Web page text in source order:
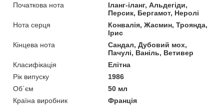
Початкова нота
Іланг-іланг, Альдегіди,
Персик, Бергамот, Неролі
Нота серця
Конвалія, Жасмин, Троянда,
Ірис
Кінцева нота
Сандал, Дубовий мох,
Пачулі, Ваніль, Ветивер
Класифікація
Елітна
Рік випуску
1986
Об`єм
50 мл
Країна виробник
Франція